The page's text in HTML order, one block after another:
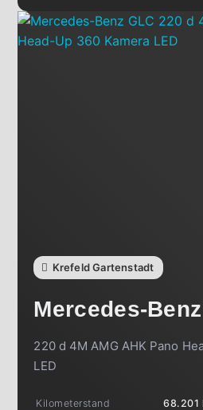
Krefeld Gartenstadt
Mercedes-Benz
220 d 4M AMG AHK Pano
LED
Kilometerstand
68.201